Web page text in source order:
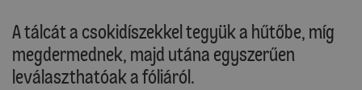
A tálcát a csokidíszekkel tegyük a hűtőbe, míg
megdermednek, majd utána egyszerűen
leválaszthatóak a fóliáról.